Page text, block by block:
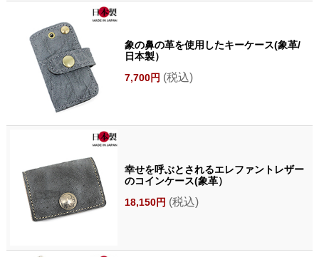
象の鼻の革を使用したキーケース(象革/
日本製）
7,700円 (税込)
幸せを呼ぶとされるエレファントレザー
のコインケース(象革）
18,150円 (税込)